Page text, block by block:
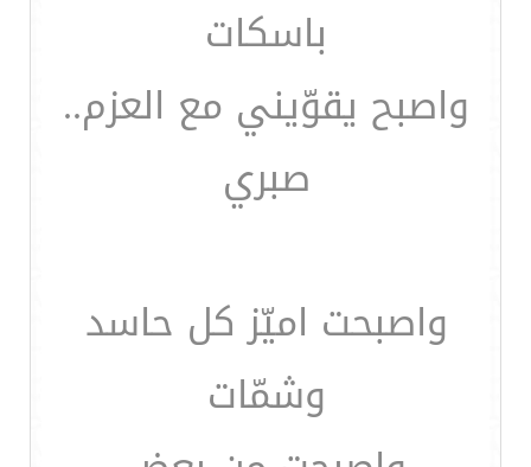
باسكات
واصبح يقوّيني مع العزم..
صبري
واصبحت اميّز كل حاسد
وشمّات